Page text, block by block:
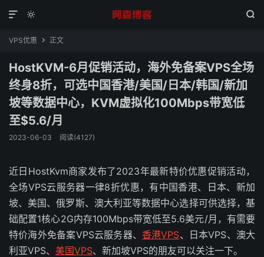
 

VPS优惠  正文
HostKVM-6月促销活动，海外免备案VPS全场
终身8折，可选中国香港/美国/日本/韩国/新加
坡等数据中心，KVM虚拟化100Mbps带宽低
至$5.6/月
2023-06-03 阅读(4127)
近日HostKvm商家发布了2023年最新特价优惠促销活动，
全场VPS云服务器一律8折优惠，有中国香港、日本、新加
坡、美国、俄罗斯、澳大利亚等数据中心选择可供选择，基
础配置1核心2G内存100Mbps带宽低至5.6美元/月，有需要
特价海外免备案VPS云服务器、 香港VPS、日本VPS、澳大
利亚VPS、 美国VPS、新加坡VPS的朋友可以关注一下。